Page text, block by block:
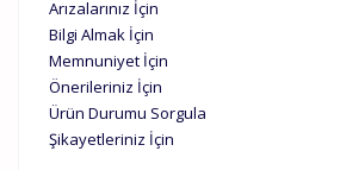
Arızalarınız İçin
Bilgi Almak İçin
Memnuniyet İçin
Önerileriniz İçin
Ürün Durumu Sorgula
Şikayetleriniz İçin